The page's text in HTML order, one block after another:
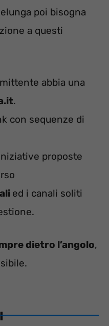
poi bisogna
a questi
abbia una
.
con sequenze di
proposte
ed i canali soliti
dietro l’angolo,